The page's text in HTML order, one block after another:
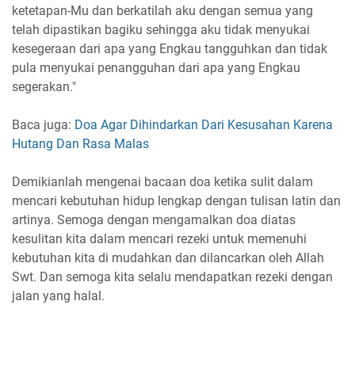
ketetapan-Mu dan berkatilah aku dengan semua yang
telah dipastikan bagiku sehingga aku tidak menyukai
kesegeraan dari apa yang Engkau tangguhkan dan tidak
pula menyukai penangguhan dari apa yang Engkau
segerakan."
Baca juga: Doa Agar Dihindarkan Dari Kesusahan Karena
Hutang Dan Rasa Malas
Demikianlah mengenai bacaan doa ketika sulit dalam
mencari kebutuhan hidup lengkap dengan tulisan latin dan
artinya. Semoga dengan mengamalkan doa diatas
kesulitan kita dalam mencari rezeki untuk memenuhi
kebutuhan kita di mudahkan dan dilancarkan oleh Allah
Swt. Dan semoga kita selalu mendapatkan rezeki dengan
jalan yang halal.